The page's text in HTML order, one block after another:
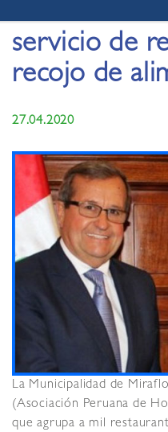
de
servicio de
recojo de
27.04.2020
La Municipalidad de
(Asociación Peruana de
que agrupa a mil